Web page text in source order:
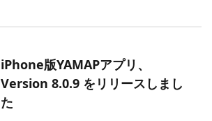
iPhone版YAMAPアプリ、
Version 8.0.9 をリリースしまし
た